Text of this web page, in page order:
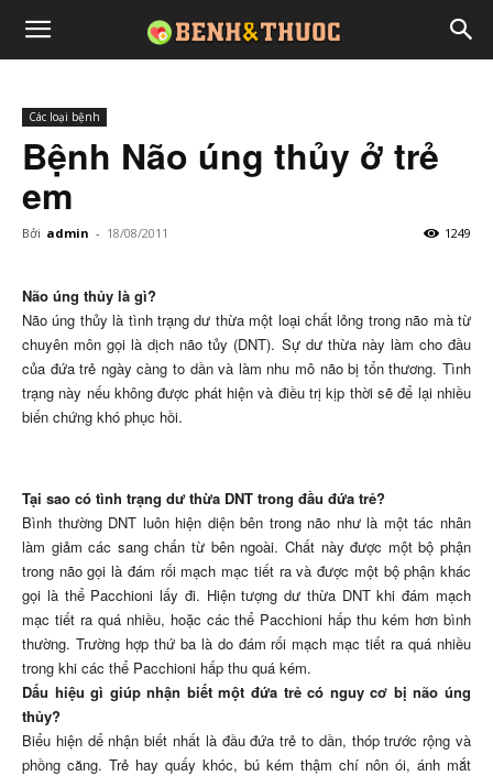
Các loại bệnh
Bệnh Não úng thủy ở trẻ
em
Bởi admin - 18/08/2011 1249
Não úng thủy là gì?
Não úng thủy là tình trạng dư thừa một loại chất lỏng trong não mà từ
chuyên môn gọi là dịch não tủy (DNT). Sự dư thừa này làm cho đầu
của đứa trẻ ngày càng to dần và làm nhu mô não bị tổn thương. Tình
trạng này nếu không được phát hiện và điều trị kịp thời sẽ để lại nhiều
biến chứng khó phục hồi.
Tại sao có tình trạng dư thừa DNT trong đầu đứa trẻ?
Bình thường DNT luôn hiện diện bên trong não như là một tác nhân
làm giảm các sang chấn từ bên ngoài. Chất này được một bộ phận
trong não gọi là đám rối mạch mạc tiết ra và được một bộ phận khác
gọi là thể Pacchioni lấy đi. Hiện tượng dư thừa DNT khi đám mạch
mạc tiết ra quá nhiều, hoặc các thể Pacchioni hấp thu kém hơn bình
thường. Trường hợp thứ ba là do đám rối mạch mạc tiết ra quá nhiều
trong khi các thể Pacchioni hấp thu quá kém.
Dấu hiệu gì giúp nhận biết một đứa trẻ có nguy cơ bị não úng
thủy?
Biểu hiện dể nhận biết nhất là đầu đứa trẻ to dần, thóp trước rộng và
phồng căng. Trẻ hay quấy khóc, bú kém thậm chí nôn ói, ánh mắt